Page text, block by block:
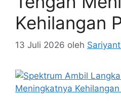
Kehilangan
13 Juli 2026 oleh